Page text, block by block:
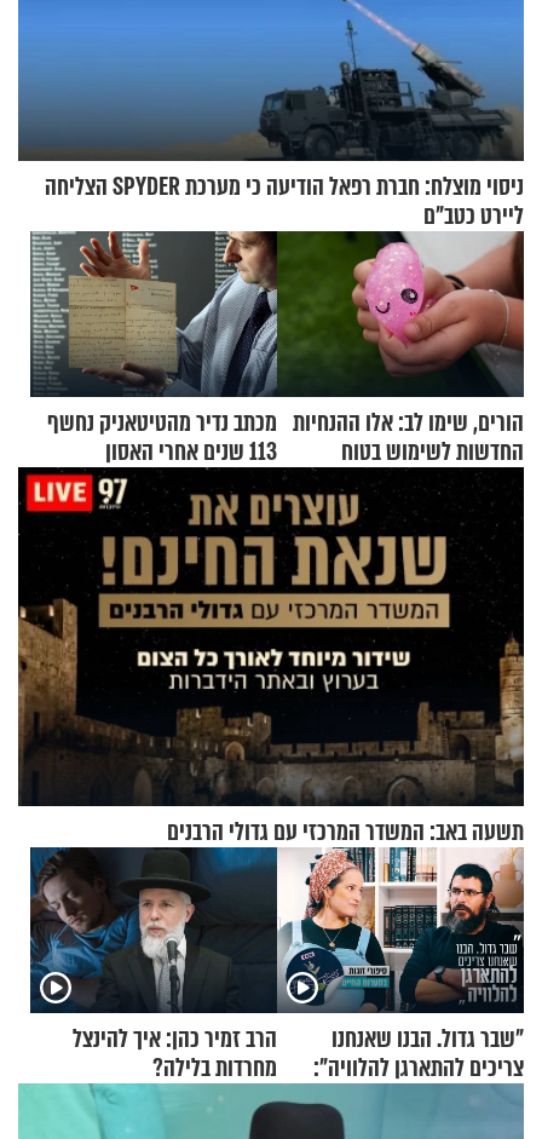
ניסוי מוצלח: חברת רפאל הודיעה כי מערכת SPYDER הצליחה
ליירט כטב"ם
הורים, שימו לב: אלו ההנחיות
החדשות לשימוש בטוח
בסקווישי לאחר מקרי אשפוז
מכתב נדיר מהטיטאניק נחשף
113 שנים אחרי האסון
תשעה באב: המשדר המרכזי עם גדולי הרבנים
"שבר גדול. הבנו שאנחנו
צריכים להתארגן להלוויה":
זוגיות במבחן, הפעם עם מרים
הרב זמיר כהן: איך להינצל
מחרדות בלילה?